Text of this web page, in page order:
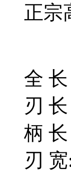
正宗
全
刃
柄
刃